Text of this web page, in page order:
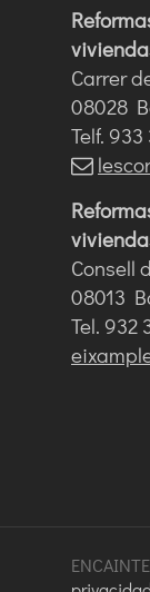
Carrer
08028
Telf.
Consell
08013
Tel. 932